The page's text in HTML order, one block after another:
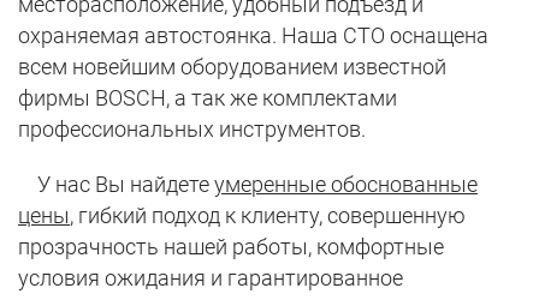
охраняемая автостоянка. Наша СТО оснащена
всем новейшим оборудованием известной
фирмы BOSCH, а так же комплектами
профессиональных инструментов.
У нас Вы найдетеумеренные обоснованные
цены, гибкий подход к клиенту, совершенную
прозрачность нашей работы, комфортные
условия ожидания и гарантированное